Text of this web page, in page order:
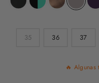
35 36 37
🔥 Algunas